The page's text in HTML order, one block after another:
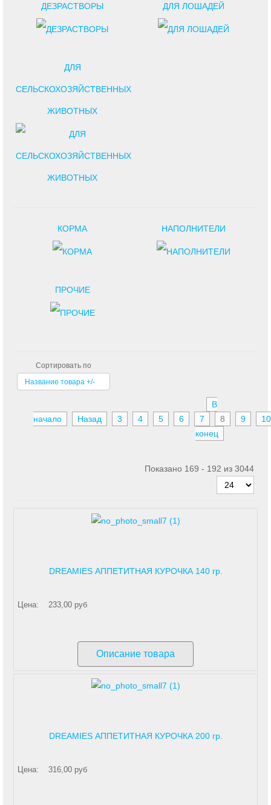
ДЕЗРАСТВОРЫ ДЛЯ ЛОШАДЕЙ
ДЛЯ
СЕЛЬСКОХОЗЯЙСТВЕННЫХ
ЖИВОТНЫХ
КОРМА НАПОЛНИТЕЛИ
ПРОЧИЕ
Сортировать по
Название товара +/-
В
начало
Назад 3 4 5 6 7 8 9
10
конец
Показано 169 - 192 из 3044
DREAMIES АППЕТИТНАЯ КУРОЧКА 140 гр.
Цена: 233,00 руб
Описание товара
DREAMIES АППЕТИТНАЯ КУРОЧКА 200 гр.
Цена: 316,00 руб